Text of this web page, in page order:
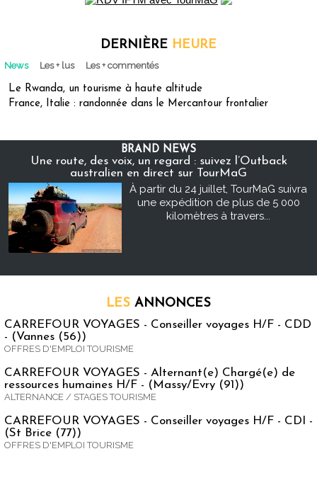
DERNIÈRE HEURE
News Les + lus Les + commentés
Le Rwanda, un tourisme à haute altitude
France, Italie : randonnée dans le Mercantour frontalier
BRAND NEWS
Une route, des voix, un regard : suivez l’Outback
australien en direct sur TourMaG
À partir du 24 juillet, TourMaG suivra
une expédition de plus de 5 000
kilomètres à travers...
LES ANNONCES
CARREFOUR VOYAGES - Conseiller voyages H/F - CDD
- (Vannes (56))
OFFRES D'EMPLOI TOURISME
CARREFOUR VOYAGES - Alternant(e) Chargé(e) de
ressources humaines H/F - (Massy/Evry (91))
ALTERNANCE / STAGES TOURISME
CARREFOUR VOYAGES - Conseiller voyages H/F - CDI -
(St Brice (77))
OFFRES D'EMPLOI TOURISME